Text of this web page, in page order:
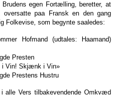
Brudens egen Fortælling, beretter, at
oversatte paa Fransk en den gang
Folkevise, som begynte saaledes:
Hofmand (udtales: Haamand)
Presten
i Vin! Skjænk i Vin»
Prestens Hustru
alle Vers tilbakevendende Omkvæd